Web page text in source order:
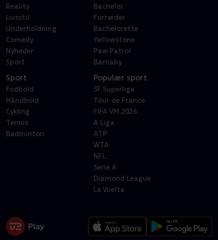
Reality
Livsstil
Underholdning
Comedy
Nyheder
Sport
Bachelor
Forræder
Bachelorette
Yellowstone
Paw Patrol
Barnaby
Sport
Fodbold
Håndbold
Cykling
Tennis
Badminton
Populær sport
3F Superliga
Tour de France
FIFA VM 2026
A Liga
ATP
WTA
NFL
Serie A
Diamond League
La Vuelta